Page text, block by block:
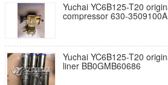
Yuchai YC6B125-T20
compressor 630-3509100A
Yuchai YC6B125-T20
liner BB0GMB60686